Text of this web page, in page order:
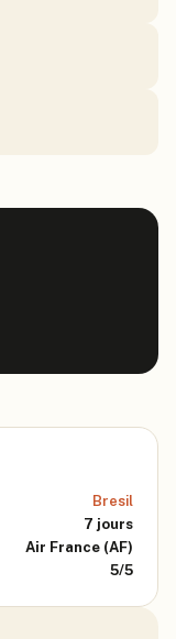
Bresil
7 jours
Air France (AF)
5/5